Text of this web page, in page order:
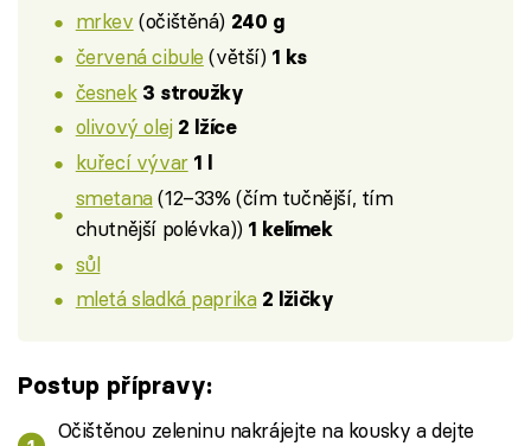
mrkev (očištěná) 240 g
červená cibule (větší) 1 ks
česnek 3 stroužky
olivový olej 2 lžíce
kuřecí vývar 1 l
smetana(12–33% (čím tučnější, tím
chutnější polévka)) 1 kelímek
sůl
mletá sladká paprika 2 lžičky
Postup přípravy:
Očištěnou zeleninu nakrájejte na kousky a dejte